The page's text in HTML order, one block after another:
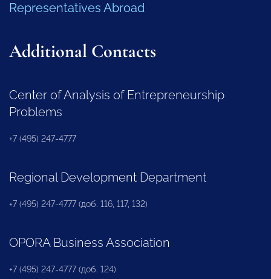
Representatives Abroad
Additional Contacts
Center of Analysis of Entrepreneurship
Problems
+7 (495) 247-4777
Regional Development Department
+7 (495) 247-4777 (доб. 116, 117, 132)
OPORA Business Association
+7 (495) 247-4777 (доб. 124)